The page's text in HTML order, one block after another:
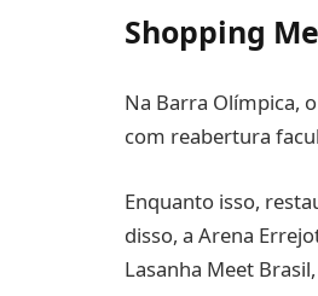
Shopping
Na Barra Olímpica,
com reabertura
Enquanto isso,
disso, a Arena
Lasanha Meet